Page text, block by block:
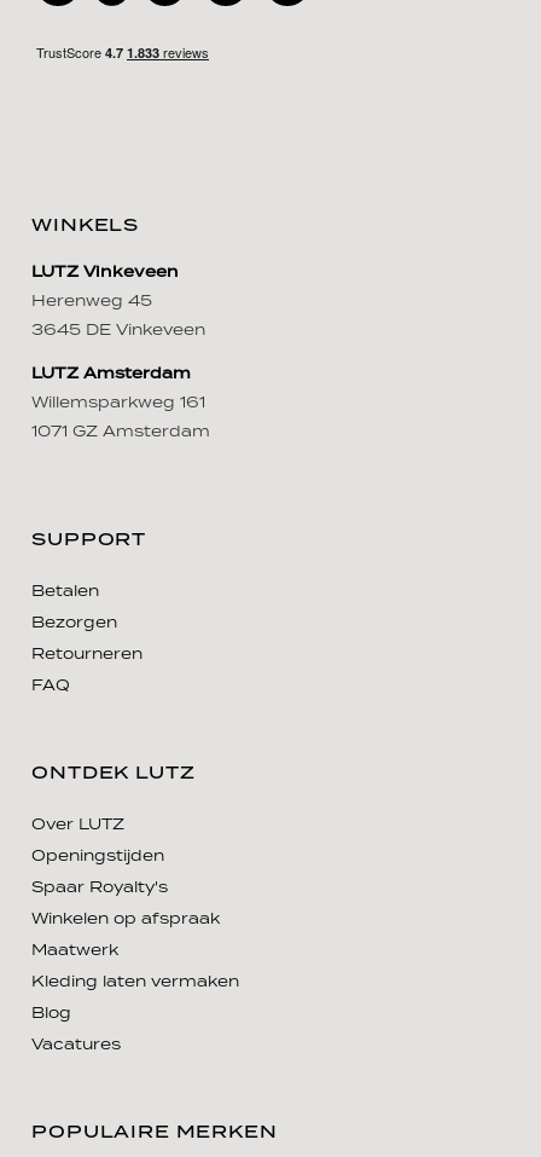
WINKELS
LUTZ Vinkeveen
Herenweg 45
3645 DE Vinkeveen
LUTZ Amsterdam
Willemsparkweg 161
1071 GZ Amsterdam
SUPPORT
Betalen
Bezorgen
Retourneren
FAQ
ONTDEK LUTZ
Over LUTZ
Openingstijden
Spaar Royalty's
Winkelen op afspraak
Maatwerk
Kleding laten vermaken
Blog
Vacatures
POPULAIRE MERKEN